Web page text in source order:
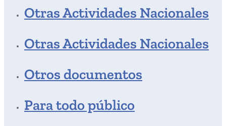
Otras Actividades Nacionales
Otras Actividades Nacionales
Otros documentos
Para todo público